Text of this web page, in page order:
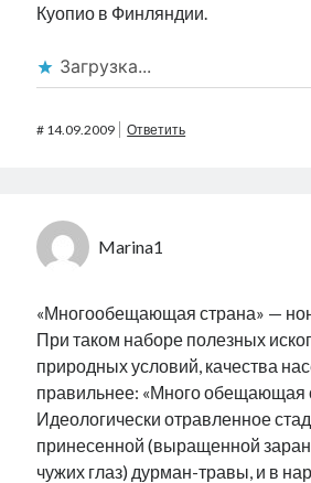
Куопио в Финляндии.
Загрузка...
# 14.09.2009 Ответить
Marina1
«Многообещающая страна» —
При таком наборе полезных
природных условий, качества
правильнее: «Много обещающая
Идеологически отравленное
принесенной (выращенной
чужих глаз) дурман-травы, и в